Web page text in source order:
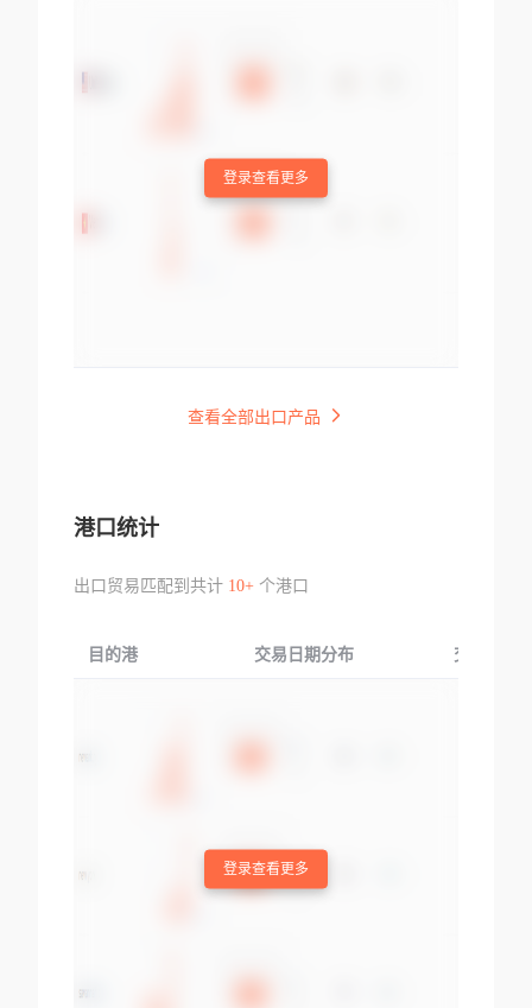
登录查看更多
查看全部出口产品
港口统计
出口贸易匹配到共计 10+个港口
目的港 交易日期分布 交易产品
登录查看更多